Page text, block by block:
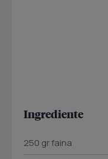
Ingrediente
250 gr faina